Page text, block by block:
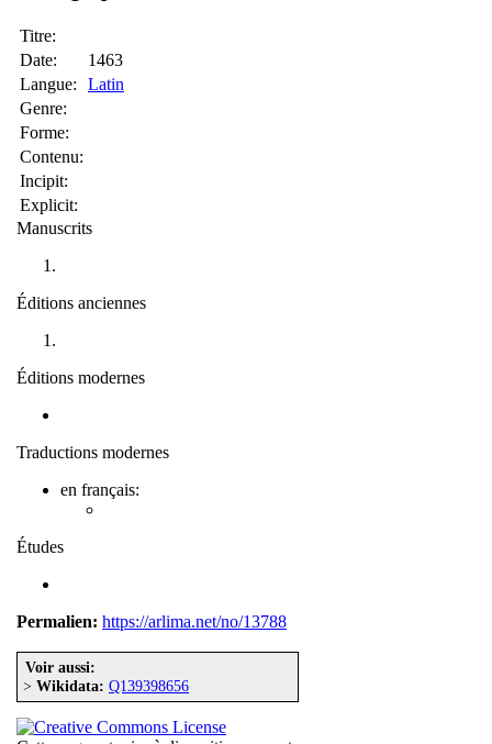
Titre:
Date:
1463
Langue:
Latin
Genre:
Forme:
Contenu:
Incipit:
Explicit:
Manuscrits
Éditions anciennes
Éditions modernes
Traductions modernes
en français:
Études
Permalien: https://arlima.net/no/13788
Voir aussi:
> Wikidata: Q139398656